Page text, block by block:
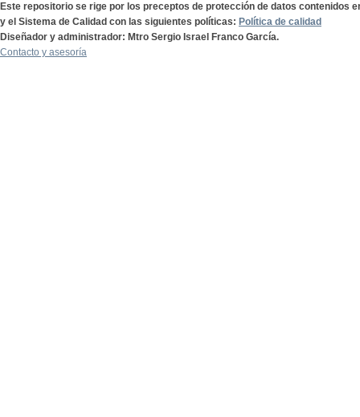
Este repositorio se rige por los preceptos de protección de datos contenidos
y el Sistema de Calidad con las siguientes políticas: Política de calidad
Diseñador y administrador: Mtro Sergio Israel Franco García.
Contacto y asesoría